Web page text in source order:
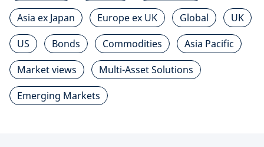
Asia ex Japan
Europe ex UK Global
UK
US
Bonds Commodities
Asia Pacific
Market views
Multi-Asset Solutions
Emerging Markets